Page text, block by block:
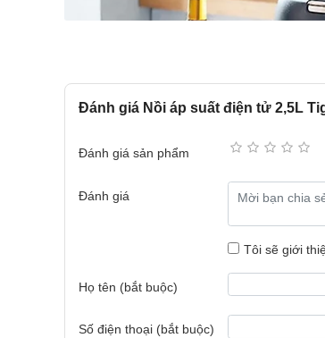
Đánh giá Nồi áp suất điện tử 2,5L
Đánh giá sản phẩm
Đánh giá
Tôi sẽ giới
Họ tên (bắt buộc)
Số điện thoại (bắt buộc)